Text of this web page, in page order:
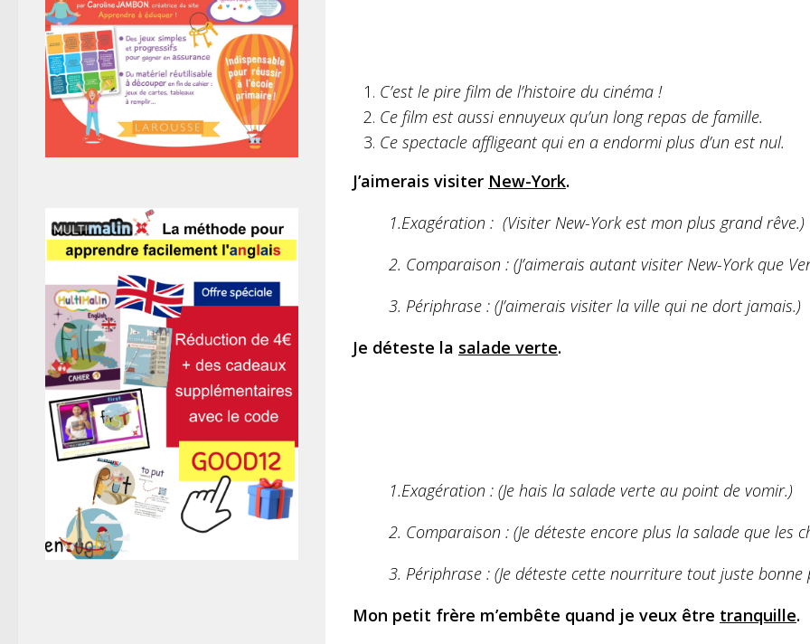
C’est le pire film de l’histoire du cinéma !
Ce film est aussi ennuyeux qu’un long repas de famille.
Ce spectacle affligeant qui en a endormi plus d’un est nul.
J’aimerais visiter New-York.
1.Exagération : (Visiter New-York est mon plus grand rêve.)
2. Comparaison : (J’aimerais autant visiter New-York que
3. Périphrase : (J’aimerais visiter la ville qui ne dort jamais.)
Je déteste la salade verte.
1.Exagération : (Je hais la salade verte au point de vomir.)
2. Comparaison : (Je déteste encore plus la salade que les
3. Périphrase : (Je déteste cette nourriture tout juste
Mon petit frère m’embête quand je veux être tranquille.